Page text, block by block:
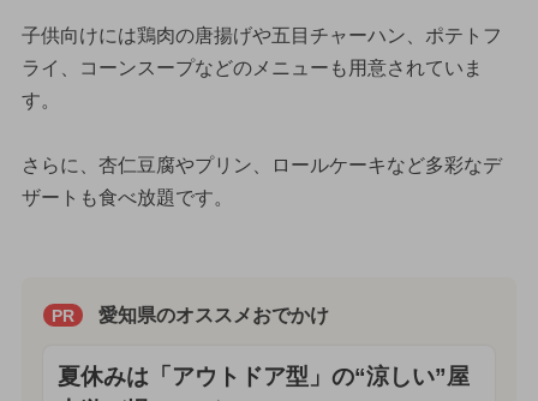
子供向けには鶏肉の唐揚げや五目チャーハン、ポテトフ
ライ、コーンスープなどのメニューも用意されていま
す。
さらに、杏仁豆腐やプリン、ロールケーキなど多彩なデ
ザートも食べ放題です。
PR 愛知県のオススメおでかけ
夏休みは「アウトドア型」の“涼しい”屋